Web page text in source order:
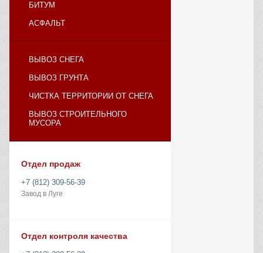
БИТУМ
АСФАЛЬТ
ВЫВОЗ СНЕГА
ВЫВОЗ ГРУНТА
ЧИСТКА ТЕРРИТОРИИ ОТ СНЕГА
ВЫВОЗ СТРОИТЕЛЬНОГО
МУСОРА
Отдел продаж
+7 (812) 309-56-39
Завод в Луге
Отдел контроля качества